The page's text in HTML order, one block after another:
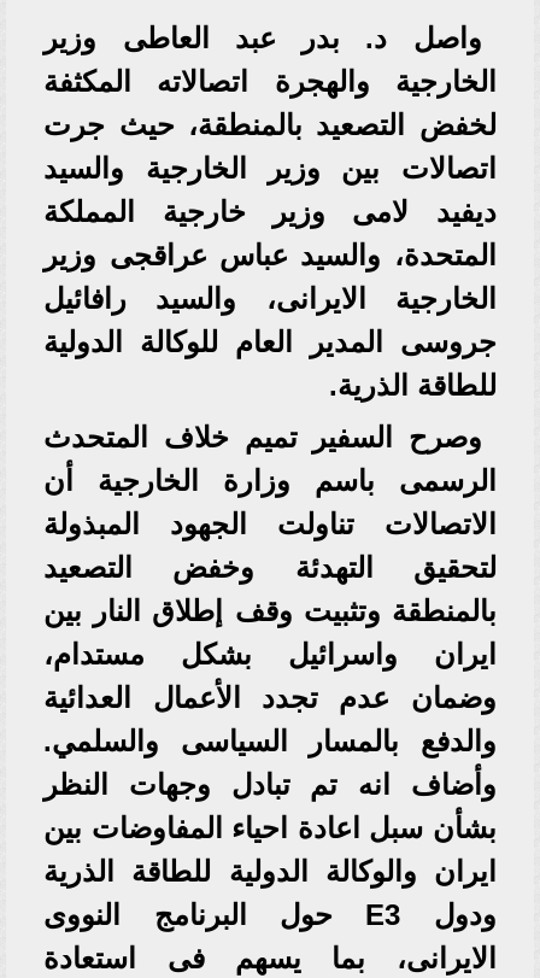
واصل د. بدر عبد العاطى وزير
الخارجية والهجرة اتصالاته المكثفة
لخفض التصعيد بالمنطقة، حيث جرت
اتصالات بين وزير الخارجية والسيد
ديفيد لامى وزير خارجية المملكة
المتحدة، والسيد عباس عراقجى وزير
الخارجية الايرانى، والسيد رافائيل
جروسى المدير العام للوكالة الدولية
للطاقة الذرية.
وصرح السفير تميم خلاف المتحدث
الرسمى باسم وزارة الخارجية أن
الاتصالات تناولت الجهود المبذولة
لتحقيق التهدئة وخفض التصعيد
بالمنطقة وتثبيت وقف إطلاق النار بين
ايران واسرائيل بشكل مستدام،
وضمان عدم تجدد الأعمال العدائية
والدفع بالمسار السياسى والسلمي.
وأضاف انه تم تبادل وجهات النظر
بشأن سبل اعادة احياء المفاوضات بين
ايران والوكالة الدولية للطاقة الذرية
ودول E3 حول البرنامج النووى
الايرانى، بما يسهم فى استعادة